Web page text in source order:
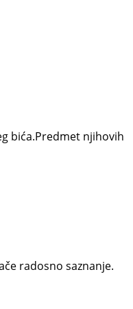
bića.Predmet njihovih
radosno saznanje.